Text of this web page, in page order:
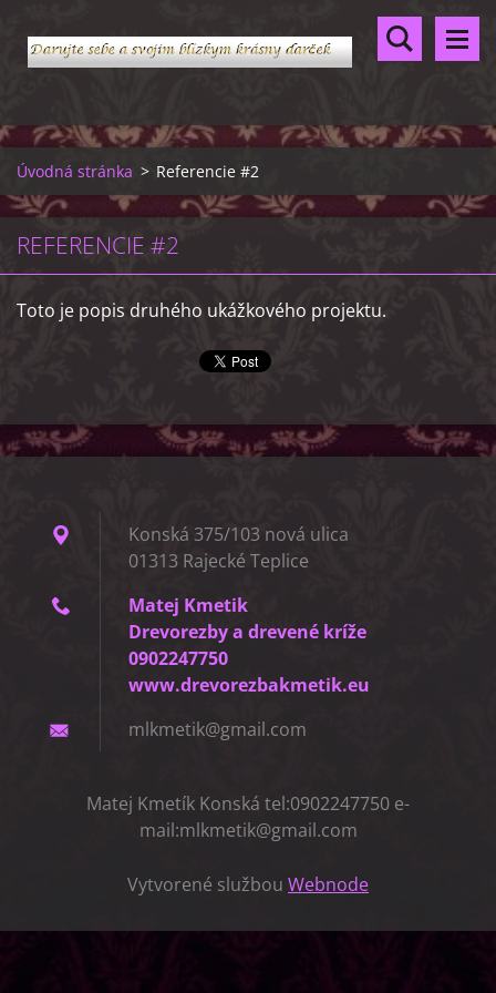
Úvodná stránka > Referencie #2
REFERENCIE #2
Toto je popis druhého ukážkového projektu.
Konská 375/103 nová ulica
01313 Rajecké Teplice
Matej Kmetik
Drevorezby a drevené kríže
0902247750
www.drevorezbakmetik.eu
mlkmetik@gmail.com
Matej Kmetík Konská tel:0902247750 e-
mail:mlkmetik@gmail.com
Vytvorené službou Webnode